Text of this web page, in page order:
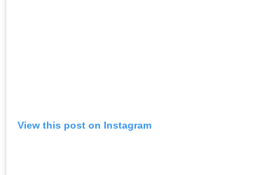
View this post on Instagram